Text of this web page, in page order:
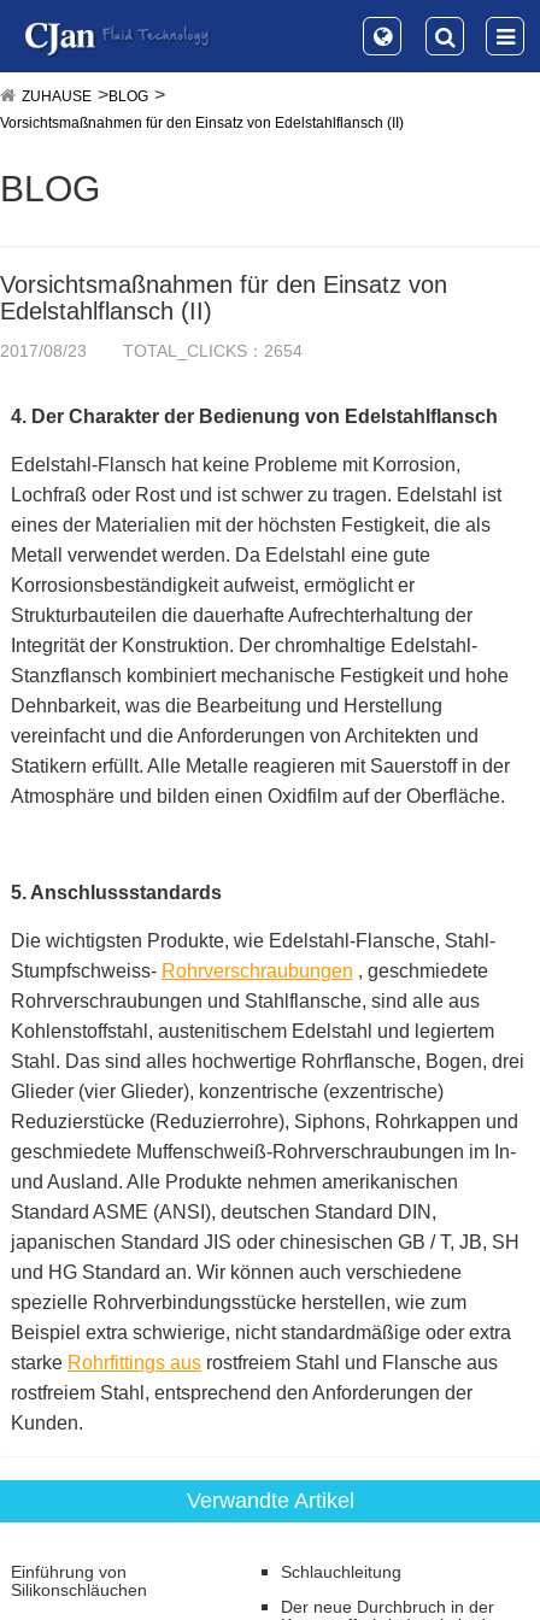
ZUHAUSE
BLOG
Vorsichtsmaßnahmen für den Einsatz von Edelstahlflansch (II)
BLOG
Vorsichtsmaßnahmen für den Einsatz von
Edelstahlflansch (II)
2017/08/23 TOTAL_CLICKS：2654
4. Der Charakter der Bedienung von Edelstahlflansch
Edelstahl-Flansch hat keine Probleme mit Korrosion,
Lochfraß oder Rost und ist schwer zu tragen. Edelstahl ist
eines der Materialien mit der höchsten Festigkeit, die als
Metall verwendet werden. Da Edelstahl eine gute
Korrosionsbeständigkeit aufweist, ermöglicht er
Strukturbauteilen die dauerhafte Aufrechterhaltung der
Integrität der Konstruktion. Der chromhaltige Edelstahl-
Stanzflansch kombiniert mechanische Festigkeit und hohe
Dehnbarkeit, was die Bearbeitung und Herstellung
vereinfacht und die Anforderungen von Architekten und
Statikern erfüllt. Alle Metalle reagieren mit Sauerstoff in der
Atmosphäre und bilden einen Oxidfilm auf der Oberfläche.
5. Anschlussstandards
Die wichtigsten Produkte, wie Edelstahl-Flansche, Stahl-
Stumpfschweiss- Rohrverschraubungen , geschmiedete
Rohrverschraubungen und Stahlflansche, sind alle aus
Kohlenstoffstahl, austenitischem Edelstahl und legiertem
Stahl. Das sind alles hochwertige Rohrflansche, Bogen, drei
Glieder (vier Glieder), konzentrische (exzentrische)
Reduzierstücke (Reduzierrohre), Siphons, Rohrkappen und
geschmiedete Muffenschweiß-Rohrverschraubungen im In-
und Ausland. Alle Produkte nehmen amerikanischen
Standard ASME (ANSI), deutschen Standard DIN,
japanischen Standard JIS oder chinesischen GB / T, JB, SH
und HG Standard an. Wir können auch verschiedene
spezielle Rohrverbindungsstücke herstellen, wie zum
Beispiel extra schwierige, nicht standardmäßige oder extra
starke Rohrfittings ausrostfreiem Stahl und Flansche aus
rostfreiem Stahl, entsprechend den Anforderungen der
Kunden.
Verwandte Artikel
Einführung von
Silikonschläuchen
Schlauchleitung
Der neue Durchbruch in der